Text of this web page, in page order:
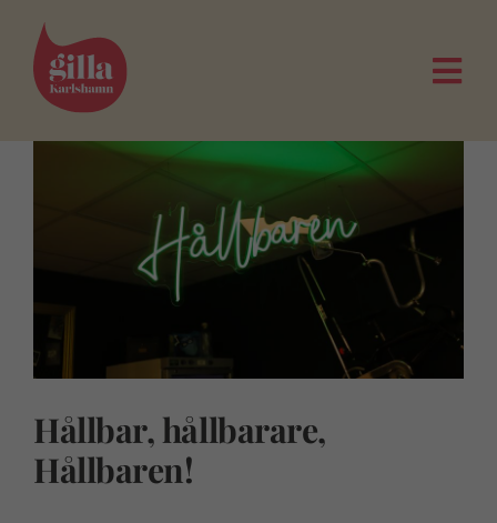
innehållet
Hållbar, hållbarare,
Hållbaren!